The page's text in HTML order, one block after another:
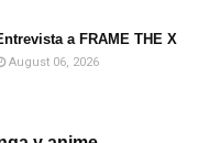
a FRAME THE X
August 06, 2026